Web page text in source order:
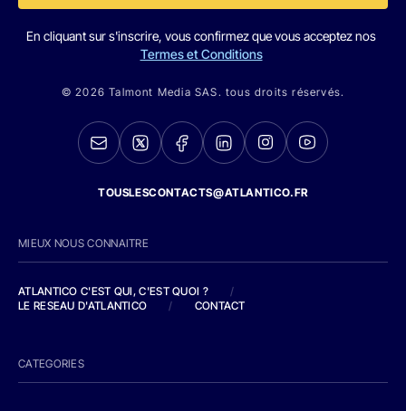
En cliquant sur s'inscrire, vous confirmez que vous acceptez nos
Termes et Conditions
© 2026 Talmont Media SAS. tous droits réservés.
TOUSLESCONTACTS@ATLANTICO.FR
MIEUX NOUS CONNAITRE
ATLANTICO C'EST QUI, C'EST QUOI ?
/
LE RESEAU D'ATLANTICO
/ CONTACT
CATEGORIES